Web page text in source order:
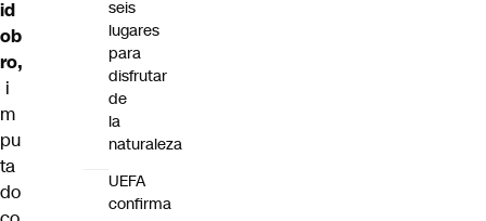
id
ob
ro,
i
m
pu
ta
do
seis
lugares
para
disfrutar
de
la
naturaleza
UEFA
confirma